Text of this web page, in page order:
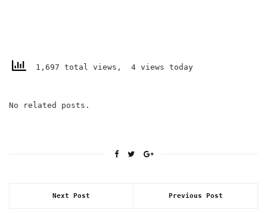
1,697 total views, 4 views today
No related posts.
Next Post Previous Post